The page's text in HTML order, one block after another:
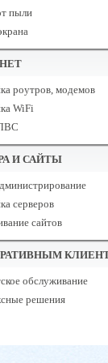
пыли
роутров, модемов
WiFi
И САЙТЫ
серверов
сайтов
обслуживание
решения